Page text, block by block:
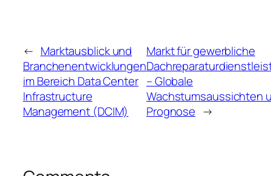
← Marktausblick und
Branchenentwicklungen
im Bereich Data Center
Infrastructure
Management (DCIM)
Markt für gewerbliche
– Globale
Wachstumsaussichten
Prognose →